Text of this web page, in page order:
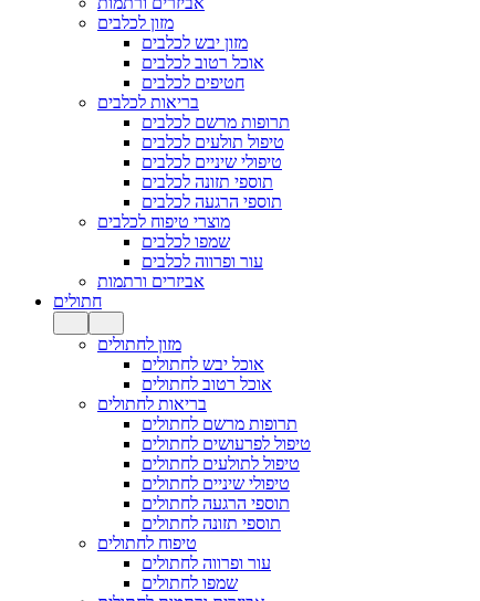
מזון לכלבים
מזון יבש לכלבים
אוכל רטוב לכלבים
חטיפים לכלבים
בריאות לכלבים
תרופות מרשם לכלבים
טיפול תולעים לכלבים
טיפולי שיניים לכלבים
תוספי תזונה לכלבים
תוספי הרגעה לכלבים
מוצרי טיפוח לכלבים
שמפו לכלבים
עור ופרווה לכלבים
אביזרים ורתמות
חתולים
מזון לחתולים
אוכל יבש לחתולים
אוכל רטוב לחתולים
בריאות לחתולים
תרופות מרשם לחתולים
טיפול לפרעושים לחתולים
טיפול לתולעים לחתולים
טיפולי שיניים לחתולים
תוספי הרגעה לחתולים
תוספי תזונה לחתולים
טיפוח לחתולים
עור ופרווה לחתולים
שמפו לחתולים